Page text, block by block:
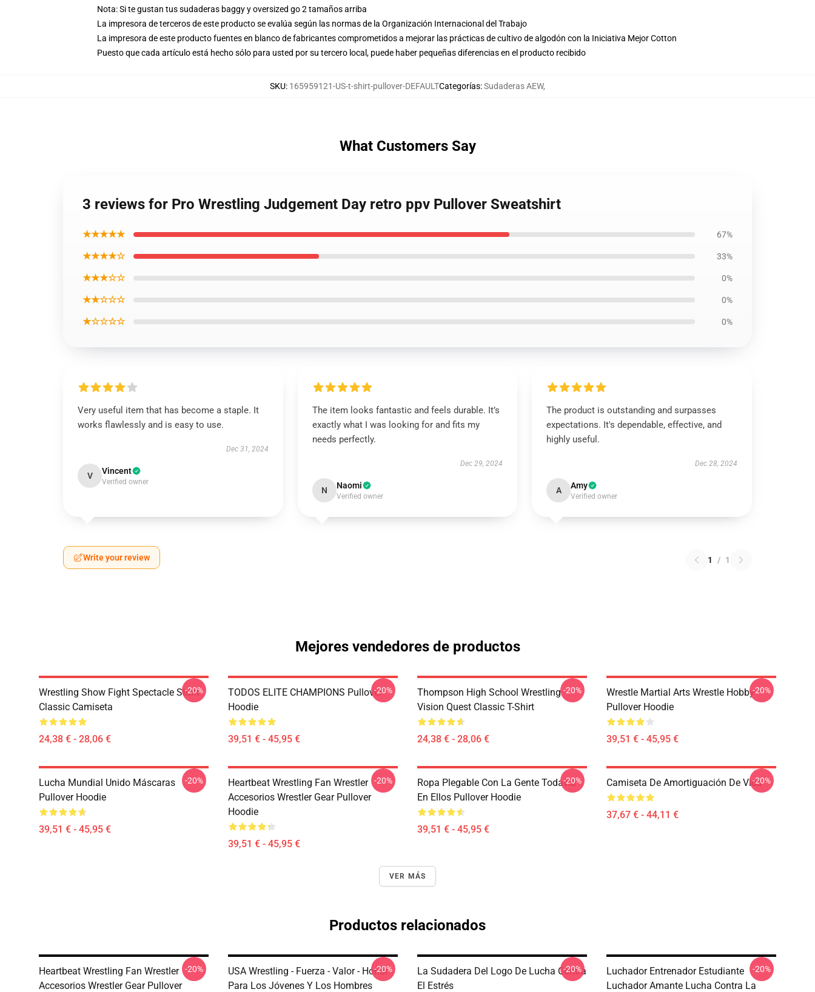
Nota: Si te gustan tus sudaderas baggy y oversized go 2 tamaños arriba
La impresora de terceros de este producto se evalúa según las normas de la Organización Internacional del Trabajo
La impresora de este producto fuentes en blanco de fabricantes comprometidos a mejorar las prácticas de cultivo de algodón con la Iniciativa Mejor Cotton
Puesto que cada artículo está hecho sólo para usted por su tercero local, puede haber pequeñas diferencias en el producto recibido
SKU: 165959121-US-t-shirt-pullover-DEFAULTCategorías:Sudaderas AEW,
What Customers Say
3 reviews for Pro Wrestling Judgement Day retro ppv Pullover Sweatshirt
★★★★★ 67%
★★★★☆ 33%
★★★☆☆ 0%
★★☆☆☆ 0%
★☆☆☆☆ 0%
Very useful item that has become a staple. It
works flawlessly and is easy to use.
Dec 31, 2024
V Vincent
Verified owner
The item looks fantastic and feels durable. It’s
exactly what I was looking for and fits my
needs perfectly.
Dec 29, 2024
N Naomi
Verified owner
The product is outstanding and surpasses
expectations. It's dependable, effective, and
highly useful.
Dec 28, 2024
A Amy
Verified owner
Write your review 1 / 1
Mejores vendedores de productos
Wrestling Show Fight Spectacle Stunt
Classic Camiseta
24,38 € - 28,06 €
-20%
TODOS ELITE CHAMPIONS Pullover
Hoodie
39,51 € - 45,95 €
-20%
Thompson High School Wrestling
Vision Quest Classic T-Shirt
24,38 € - 28,06 €
-20%
Wrestle Martial Arts Wrestle Hobby
Pullover Hoodie
39,51 € - 45,95 €
-20%
Lucha Mundial Unido Máscaras
Pullover Hoodie
39,51 € - 45,95 €
-20%
Heartbeat Wrestling Fan Wrestler
Accesorios Wrestler Gear Pullover
Hoodie
39,51 € - 45,95 €
-20%
Ropa Plegable Con La Gente Todavía
En Ellos Pullover Hoodie
39,51 € - 45,95 €
-20% Camiseta De Amortiguación De Vida
37,67 € - 44,11 €
-20%
VER MÁS
Productos relacionados
Heartbeat Wrestling Fan Wrestler
Accesorios Wrestler Gear Pullover
-20%
USA Wrestling - Fuerza - Valor - Honor -
Para Los Jóvenes Y Los Hombres
-20%
La Sudadera Del Logo De Lucha Contra
El Estrés
-20%
Luchador Entrenador Estudiante
Luchador Amante Lucha Contra La
-20%